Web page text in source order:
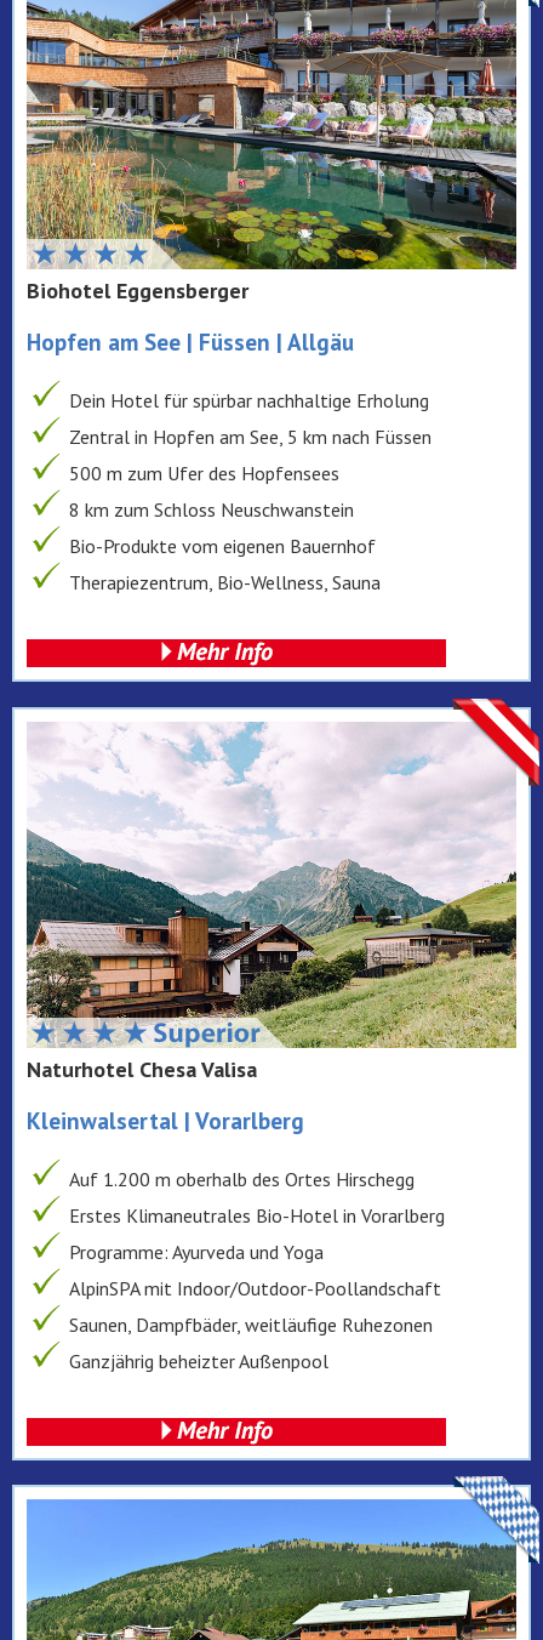
Biohotel Eggensberger
Hopfen am See | Füssen | Allgäu
Dein Hotel für spürbar nachhaltige Erholung
Zentral in Hopfen am See, 5 km nach Füssen
500 m zum Ufer des Hopfensees
8 km zum Schloss Neuschwanstein
Bio-Produkte vom eigenen Bauernhof
Therapiezentrum, Bio-Wellness, Sauna
Naturhotel Chesa Valisa
Kleinwalsertal | Vorarlberg
Auf 1.200 m oberhalb des Ortes Hirschegg
Erstes Klimaneutrales Bio-Hotel in Vorarlberg
Programme: Ayurveda und Yoga
AlpinSPA mit Indoor/Outdoor-Poollandschaft
Saunen, Dampfbäder, weitläufige Ruhezonen
Ganzjährig beheizter Außenpool